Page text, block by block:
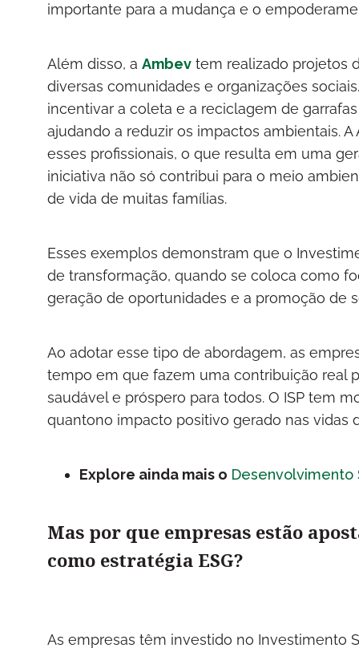
importante para a mudança e o
Além disso, a Ambevtem realizado projetos
diversas comunidades e organizações
incentivar a coleta e a reciclagem de
ajudando a reduzir os impactos ambientais.
esses profissionais, o que resulta em uma
iniciativa não só contribui para o meio
de vida de muitas famílias.
Esses exemplos demonstram que o
de transformação, quando se coloca como
geração de oportunidades e a promoção de
Ao adotar esse tipo de abordagem, as
tempo em que fazem uma contribuição real
saudável e próspero para todos. O ISP tem
quantono impacto positivo gerado nas vidas
Explore ainda mais o Desenvolvimento
Mas por que empresas estão
como estratégia ESG?
As empresas têm investido no Investimento